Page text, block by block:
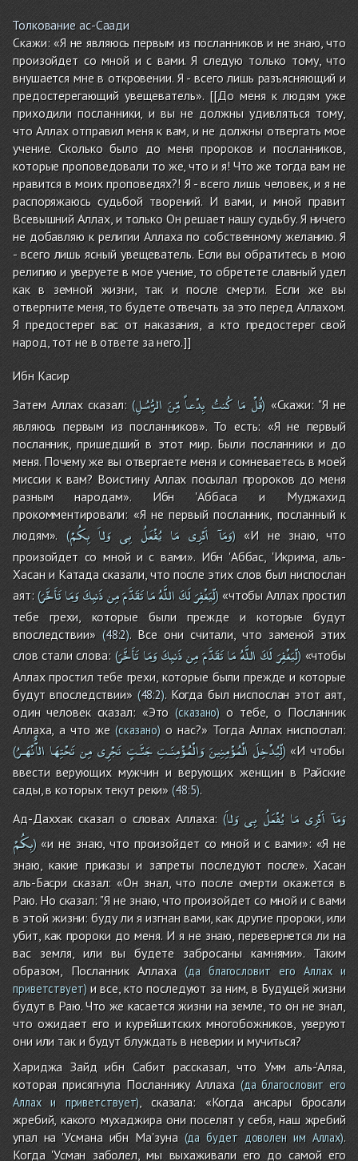
Толкование ас-Саади
Скажи: «Я не являюсь первым из посланников и не знаю, что
произойдет со мной и с вами. Я следую только тому, что
внушается мне в откровении. Я - всего лишь разъясняющий и
предостерегающий увещеватель». [[До меня к людям уже
приходили посланники, и вы не должны удивляться тому,
что Аллах отправил меня к вам, и не должны отвергать мое
учение. Сколько было до меня пророков и посланников,
которые проповедовали то же, что и я! Что же тогда вам не
нравится в моих проповедях?! Я - всего лишь человек, и я не
распоряжаюсь судьбой творений. И вами, и мной правит
Всевышний Аллах, и только Он решает нашу судьбу. Я ничего
не добавляю к религии Аллаха по собственному желанию. Я
- всего лишь ясный увещеватель. Если вы обратитесь в мою
религию и уверуете в мое учение, то обретете славный удел
как в земной жизни, так и после смерти. Если же вы
отвергните меня, то будете отвечать за это перед Аллахом.
Я предостерег вас от наказания, а кто предостерег свой
народ, тот не в ответе за него.]]
Ибн Касир
Затем Аллах сказал:( قُلْ مَا كُنتُ بِدْعاًمِّنَ الرُّسُلِ ) «Скажи: "Я не
являюсь первым из посланников». То есть: «Я не первый
посланник, пришедший в этот мир. Были посланники и до
меня. Почему же вы отвергаете меня и сомневаетесь в моей
миссии к вам? Воистину Аллах посылал пророков до меня
разным народам». Ибн 'Аббаса и Муджахид
прокомментировали: «Я не первый посланник, посланный к
людям». ( وَمَآ أَدْرِى مَا يُفْعَلُ بِى وَلاَ بِكُمْ )«И не знаю, что
произойдет со мной и с вами». Ибн 'Аббас, 'Икрима, аль-
Хасан и Катада сказали, что после этих слов был ниспослан
аят:( لِّيَغْفِرَلَكَاللَّهُمَاتَقَدَّمَمِنذَنبِكَوَمَاتَأَخَّرَ )«чтобы Аллах простил
тебе грехи, которые были прежде и которые будут
впоследствии»(48:2). Все они считали, что заменой этих
слов стали слова:( لِّيَغْفِرَلَكَاللَّهُمَاتَقَدَّمَمِنذَنبِكَوَمَاتَأَخَّرَ )«чтобы
Аллах простил тебе грехи, которые были прежде и которые
будут впоследствии»(48:2). Когда был ниспослан этот аят,
один человек сказал: «Это (сказано) о тебе, о Посланник
Аллаха, а что же(сказано)о нас?» Тогда Аллах ниспослал:
( لِّيُدْخِلَ الْمُؤْمِنِينَوَالْمُؤْمِنَـتِجَنَّـتٍ تَجْرِى مِنتَحْتِهَا الاٌّنْهَـرُ )«И чтобы
ввести верующих мужчин и верующих женщин в Райские
сады, в которых текут реки» (48:5).
Ад-Даххак сказал о словах Аллаха: ( وَمَآ أَدْرِى مَا يُفْعَلُ بِى وَلاَ
بِكُمْ)«и не знаю, что произойдет со мной и с вами»: «Я не
знаю, какие приказы и запреты последуют после». Хасан
аль-Басри сказал: «Он знал, что после смерти окажется в
Раю. Но сказал: "Я не знаю, что произойдет со мной и с вами
в этой жизни: буду ли я изгнан вами, как другие пророки, или
убит, как пророки до меня. И я не знаю, перевернется ли на
вас земля, или вы будете забросаны камнями». Таким
образом, Посланник Аллаха(да благословит его Аллах и
приветствует)и все, кто последуют за ним, в Будущей жизни
будут в Раю. Что же касается жизни на земле, то он не знал,
что ожидает его и курейшитских многобожников, уверуют
они или так и будут блуждать в неверии и мучиться?
Хариджа Зайд ибн Сабит рассказал, что Умм аль-'Аляа,
которая присягнула Посланнику Аллаха(да благословит его
Аллах и приветствует) , сказала: «Когда ансары бросали
жребий, какого мухаджира они поселят у себя, наш жребий
упал на 'Усмана ибн Ма'зуна(да будет доволен им Аллах).
Когда 'Усман заболел, мы выхаживали его до самой его